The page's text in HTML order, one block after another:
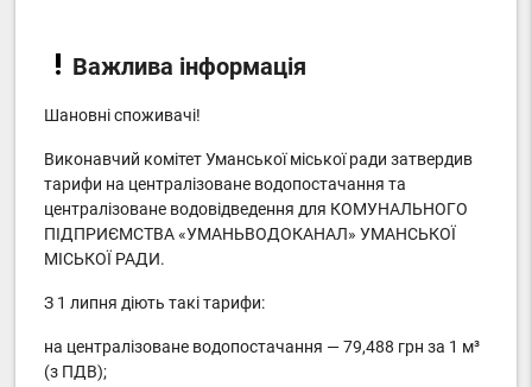
Важлива інформація
Шановні споживачі!
Виконавчий комітет Уманської міської ради затвердив
тарифи на централізоване водопостачання та
централізоване водовідведення для КОМУНАЛЬНОГО
ПІДПРИЄМСТВА «УМАНЬВОДОКАНАЛ» УМАНСЬКОЇ
МІСЬКОЇ РАДИ.
З 1 липня діють такі тарифи:
на централізоване водопостачання — 79,488 грн за 1 м³
(з ПДВ);